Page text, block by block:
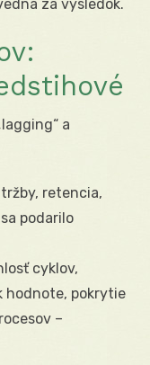
za výsledok.
a
retencia,
podarilo
cyklov,
hodnote, pokrytie
–